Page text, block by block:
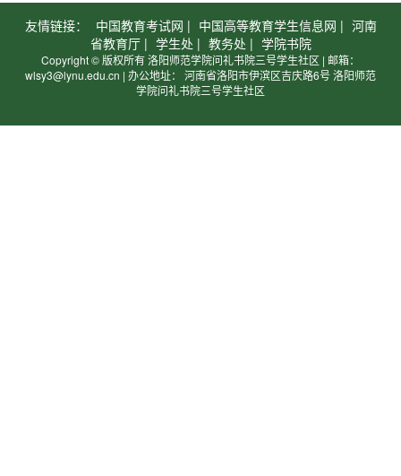
友情链接： 中国教育考试网 | 中国高等教育学生信息网 | 河南
省教育厅 | 学生处 | 教务处 | 学院书院
Copyright © 版权所有 洛阳师范学院问礼书院三号学生社区 | 邮箱：
wlsy3@lynu.edu.cn | 办公地址： 河南省洛阳市伊滨区吉庆路6号 洛阳师范
学院问礼书院三号学生社区